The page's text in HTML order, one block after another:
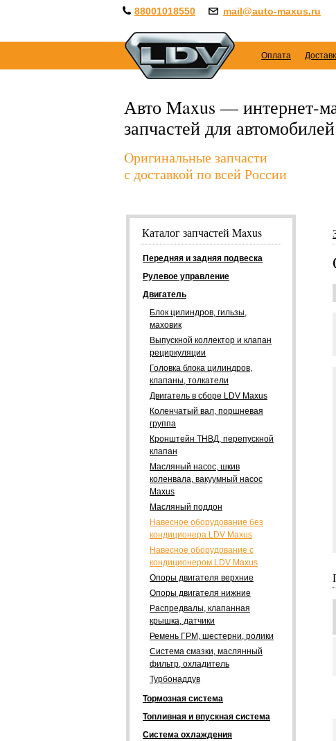
88001018550 mail@auto-maxus.ru
Оплата
Авто Maxus — интернет-
запчастей для
Оригинальные запчасти
с доставкой по всей России
Каталог запчастей Maxus
Передняя и задняя подвеска
Рулевое управление
Двигатель
Блок цилиндров, гильзы,
маховик
Выпускной коллектор и клапан
рециркуляции
Головка блока цилиндров,
клапаны, толкатели
Двигатель в сборе LDV Maxus
Коленчатый вал, поршневая
группа
Кронштейн ТНВД, перепускной
клапан
Масляный насос, шкив
коленвала, вакуумный насос
Maxus
Масляный поддон
Навесное оборудование без
кондиционера LDV Maxus
Навесное оборудование с
кондиционером LDV Maxus
Опоры двигателя верхние
Опоры двигателя нижние
Распредвалы, клапанная
крышка, датчики
Ремень ГРМ, шестерни, ролики
Система смазки, маслянный
фильтр, охладитель
Турбонаддув
Тормозная система
Топливная и впускная система
Система охлаждения